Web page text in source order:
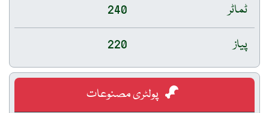
ٹماٹر
240
پیاز
220
پولٹری مصنوعات